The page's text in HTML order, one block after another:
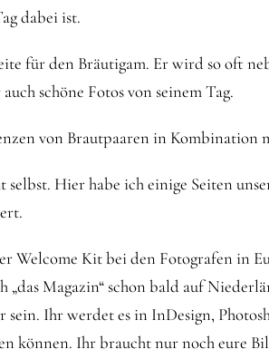
dabei ist.
für den Bräutigam. Er wird so oft
schöne Fotos von seinem Tag.
von Brautpaaren in Kombination
selbst. Hier habe ich einige Seiten
Welcome Kit bei den Fotografen in
„das Magazin“ schon bald auf
sein. Ihr werdet es in InDesign,
können. Ihr braucht nur noch eure